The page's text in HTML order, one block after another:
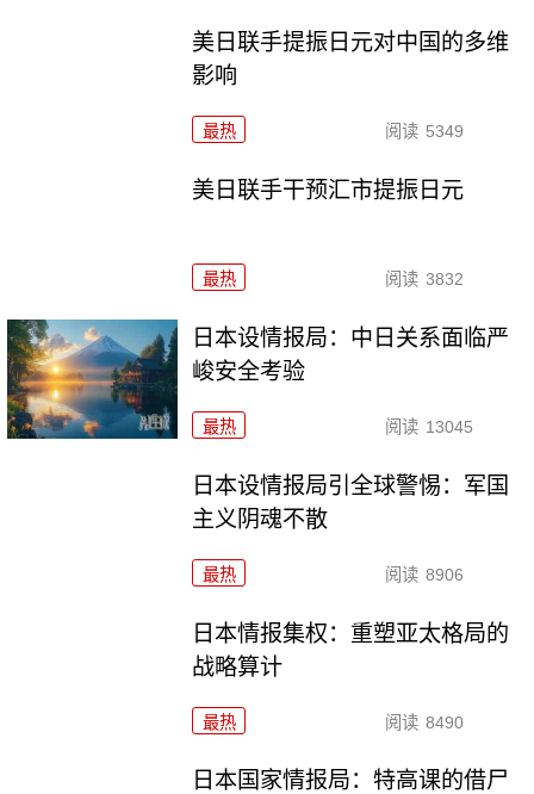
美日联手提振日元对中国的多维
影响
最热 阅读 5349
美日联手干预汇市提振日元
最热 阅读 3832
日本设情报局：中日关系面临严
峻安全考验
最热 阅读 13045
日本设情报局引全球警惕：军国
主义阴魂不散
最热 阅读 8906
日本情报集权：重塑亚太格局的
战略算计
最热 阅读 8490
日本国家情报局：特高课的借尸